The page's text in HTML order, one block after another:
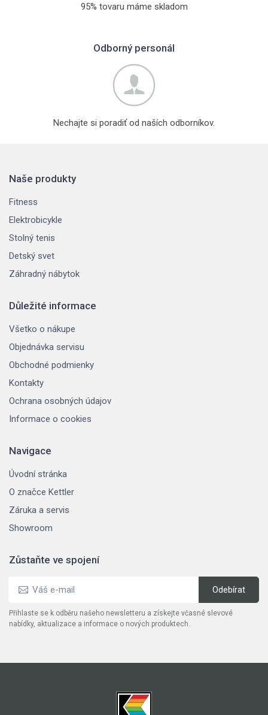
95% tovaru máme skladom
Odborný personál
Nechajte si poradiť od naších odborníkov.
Naše produkty
Fitness
Elektrobicykle
Stolný tenis
Detský svet
Záhradný nábytok
Důležité informace
Všetko o nákupe
Objednávka servisu
Obchodné podmienky
Kontakty
Ochrana osobných údajov
Informace o cookies
Navigace
Úvodní stránka
O značce Kettler
Záruka a servis
Showroom
Zůstaňte ve spojení
Přihlaste se k odběru našeho newsletteru a získejte včasné slevové
nabídky, aktualizace a informace o nových produktech.